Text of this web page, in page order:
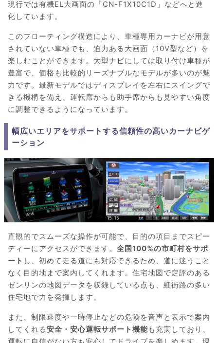
現行では有機EL大画面の「CN-F1X10C1D」などへと進
化しています。
このフローティング構造により、車種専用カーナビが用意
されていない車種でも、迫力ある大画面（10V型など）を
楽しむことができます。大型ナビにしては取り付け車種が
豊富で、価格も比較的リーズナブルなモデルが多いのが魅
力です。最新モデルではディスプレイを左右にスイングで
きる機構を備え、運転席からも助手席からも見やすい角度
に調整できるようになっています。
幅広いエリアをサポートする信頼性の高いカーナビゲ
ーション
直観的でスムーズな操作が可能で、目的の項目までスピー
ディーにアクセスができます。 全国100%の市町村をサポ
ート し、初めて走る道にも対応できるため、道に迷うこと
なく目的地まで案内してくれます。住宅地図で定評のある
ゼンリンの地図データを収録している点も、細街路の多い
住宅地で力を発揮します。
また、制限速度や一時停止などの危険を音声と表示で案内
してくれる安全・安心運転サポート機能も充実しており、